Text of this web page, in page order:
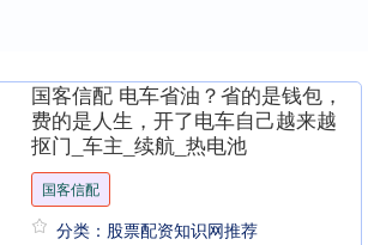
国客信配 电车省油？省的是钱包，
费的是人生，开了电车自己越来越
抠门_车主_续航_热电池
国客信配
分类：股票配资知识网推荐